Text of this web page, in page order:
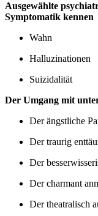
Ausgewählte
Symptomatik kennen
Wahn
Halluzinationen
Suizidalität
Der Umgang mit
Der ängstliche
Der traurig
Der
Der charmant
Der theatralisch